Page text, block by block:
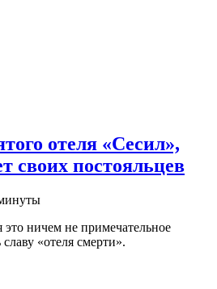
отеля «Сесил»,
своих постояльцев
это ничем не примечательное
славу «отеля смерти».